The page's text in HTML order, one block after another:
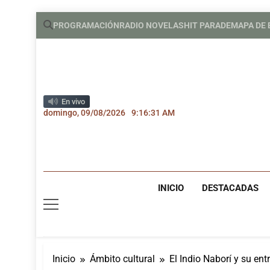
Saltar
PROGRAMACIÓNRADIO NOVELASHIT PARADEMAPA DE
En vivo
domingo, 09/08/2026 9:16:32 AM
INICIO DESTACADAS
Inicio Ámbito cultural El Indio Naborí y su